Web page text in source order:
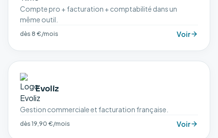
Compte pro + facturation + comptabilité dans un
même outil.
dès 8 €/mois Voir
Evoliz
Gestion commerciale et facturation française.
dès 19,90 €/mois Voir